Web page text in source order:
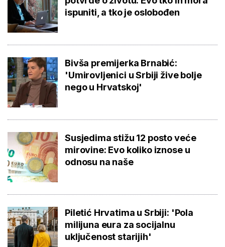
ispuniti, a tko je oslobođen
Bivša premijerka Brnabić:
'Umirovljenici u Srbiji žive bolje
nego u Hrvatskoj'
Susjedima stižu 12 posto veće
mirovine: Evo koliko iznose u
odnosu na naše
Piletić Hrvatima u Srbiji: 'Pola
milijuna eura za socijalnu
uključenost starijih'